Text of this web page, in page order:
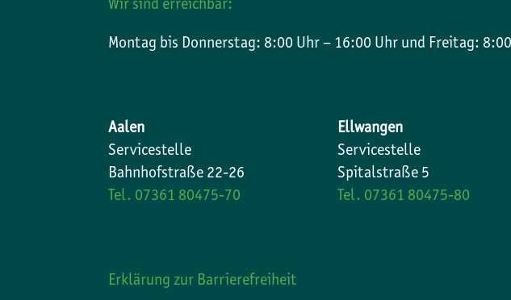
Wir sind erreichbar:
Montag bis Donnerstag: 8:00 Uhr – 16:00 Uhr und Freitag:
Aalen
Servicestelle
Bahnhofstraße 22-26
Tel. 07361 80475-70
Ellwangen
Servicestelle
Spitalstraße 5
Tel. 07361 80475-80
Erklärung zur Barrierefreiheit